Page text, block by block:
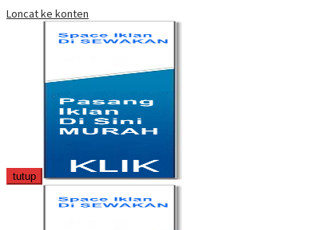
Loncat ke konten
tutup